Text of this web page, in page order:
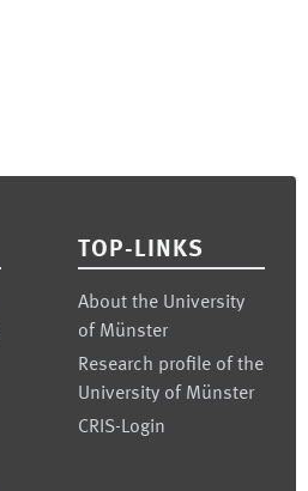
TOP-LINKS
About the University
of Münster
Research profile of the
University of Münster
CRIS-Login